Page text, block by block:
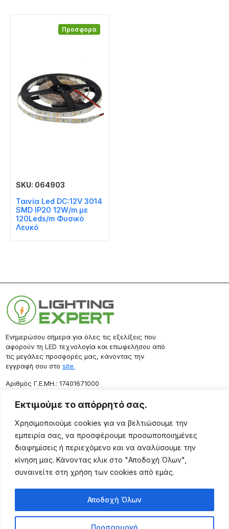
Εκτιμούμε το απόρρητό σας.
Χρησιμοποιούμε cookies για να βελτιώσουμε την
εμπειρία σας, να προσφέρουμε προσωποποιημένες
διαφημίσεις ή περιεχόμενο και να αναλύσουμε την
κίνηση μας. Κάνοντας κλικ στο "Αποδοχή Όλων",
συναινείτε στη χρήση των cookies από εμάς.
Προσαρμογή
Αποδοχή Όλων
Προσφορά
SKU: 064903
Ταινία Led DC:12V 3014
SMD IP20 12W/m με
120Leds/m Φυσικό
Λευκό
Ενημερώσου σήμερα για όλες τις εξελίξεις που
αφορούν τη LED τεχνολογία και επωφελήσου από
τις μεγάλες προσφορές μας, κάνοντας την
εγγραφή σου στο site.
Aριθμός Γ.Ε.ΜΗ.: 17401671000
Επικοινωνία
Ρόδου 133, Αθήνα 10443
(+30) 211 725 5427
sales@lightingexpert.gr
Χρήσιμες Σελίδες
Προϊόντα